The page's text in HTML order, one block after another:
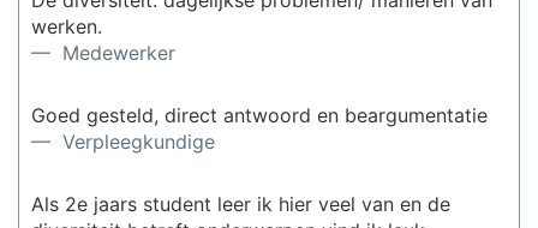
werken.
— Medewerker
Goed gesteld, direct antwoord en beargumentatie
— Verpleegkundige
Als 2e jaars student leer ik hier veel van en de